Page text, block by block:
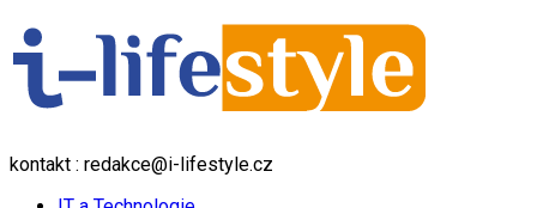
kontakt : redakce@i-lifestyle.cz